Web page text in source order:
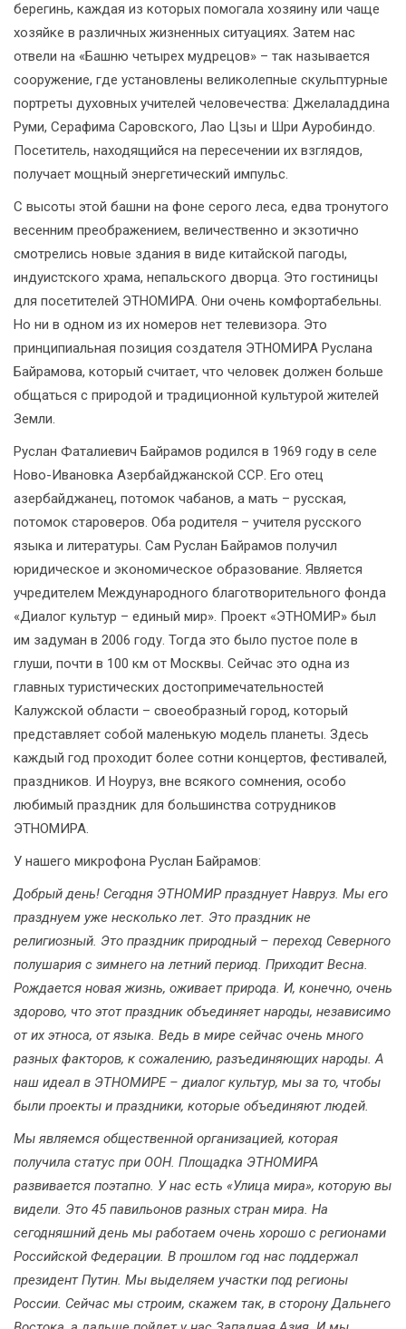
берегинь, каждая из которых помогала хозяину или чаще
хозяйке в различных жизненных ситуациях. Затем нас
отвели на «Башню четырех мудрецов» ­­– так называется
сооружение, где установлены великолепные скульптурные
портреты духовных учителей человечества: Джелаладдина
Руми, Серафима Саровского, Лао Цзы и Шри Ауробиндо.
Посетитель, находящийся на пересечении их взглядов,
получает мощный энергетический импульс.
С высоты этой башни на фоне серого леса, едва тронутого
весенним преображением, величественно и экзотично
смотрелись новые здания в виде китайской пагоды,
индуистского храма, непальского дворца. Это гостиницы
для посетителей ЭТНОМИРА. Они очень комфортабельны.
Но ни в одном из их номеров нет телевизора. Это
принципиальная позиция создателя ЭТНОМИРА Руслана
Байрамова, который считает, что человек должен больше
общаться с природой и традиционной культурой жителей
Земли.
Руслан Фаталиевич Байрамов родился в 1969 году в селе
Ново-Ивановка Азербайджанской ССР. Его отец
азербайджанец, потомок чабанов, а мать – русская,
потомок староверов. Оба родителя – учителя русского
языка и литературы. Сам Руслан Байрамов получил
юридическое и экономическое образование. Является
учредителем Международного благотворительного фонда
«Диалог культур – единый мир». Проект «ЭТНОМИР» был
им задуман в 2006 году. Тогда это было пустое поле в
глуши, почти в 100 км от Москвы. Сейчас это одна из
главных туристических достопримечательностей
Калужской области – своеобразный город, который
представляет собой маленькую модель планеты. Здесь
каждый год проходит более сотни концертов, фестивалей,
праздников. И Ноуруз, вне всякого сомнения, особо
любимый праздник для большинства сотрудников
ЭТНОМИРА.
У нашего микрофона Руслан Байрамов:
Добрый день! Сегодня ЭТНОМИР празднует Навруз. Мы его
празднуем уже несколько лет. Это праздник не
религиозный. Это праздник природный – переход Северного
полушария с зимнего на летний период. Приходит Весна.
Рождается новая жизнь, оживает природа. И, конечно, очень
здорово, что этот праздник объединяет народы, независимо
от их этноса, от языка. Ведь в мире сейчас очень много
разных факторов, к сожалению, разъединяющих народы. А
наш идеал в ЭТНОМИРЕ – диалог культур, мы за то, чтобы
были проекты и праздники, которые объединяют людей.
Мы являемся общественной организацией, которая
получила статус при ООН. Площадка ЭТНОМИРА
развивается поэтапно. У нас есть «Улица мира», которую вы
видели. Это 45 павильонов разных стран мира. На
сегодняшний день мы работаем очень хорошо с регионами
Российской Федерации. В прошлом год нас поддержал
президент Путин. Мы выделяем участки под регионы
России. Сейчас мы строим, скажем так, в сторону Дальнего